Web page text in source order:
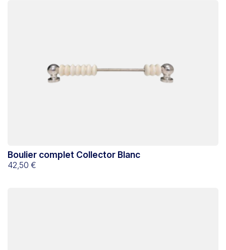
Boulier complet Collector Blanc
42,50 €